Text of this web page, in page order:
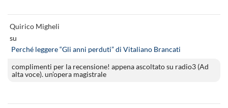
Quirico Migheli
su
Perché leggere “Gli anni perduti” di Vitaliano Brancati
complimenti per la recensione! appena ascoltato su radio3 (Ad
alta voce). un’opera magistrale